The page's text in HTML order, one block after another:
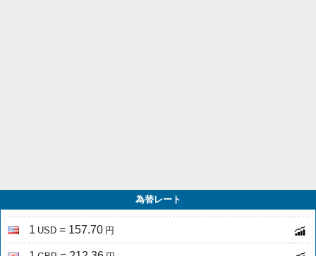
為替レート
1 USD = 157.70 円